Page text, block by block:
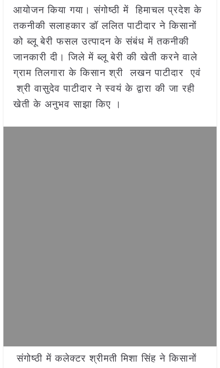
आयोजन किया गया। संगोष्ठी में हिमाचल प्रदेश के
तकनीकी सलाहकार डॉ ललित पाटीदार ने किसानों
को ब्लू बेरी फसल उत्पादन के संबंध में तकनीकी
जानकारी दी। जिले में ब्लू बेरी की खेती करने वाले
ग्राम तिलगारा के किसान श्री लखन पाटीदार एवं
श्री वासुदेव पाटीदार ने स्वयं के द्वारा की जा रही
खेती के अनुभव साझा किए ।
संगोष्ठी में कलेक्टर श्रीमती मिशा सिंह ने किसानों